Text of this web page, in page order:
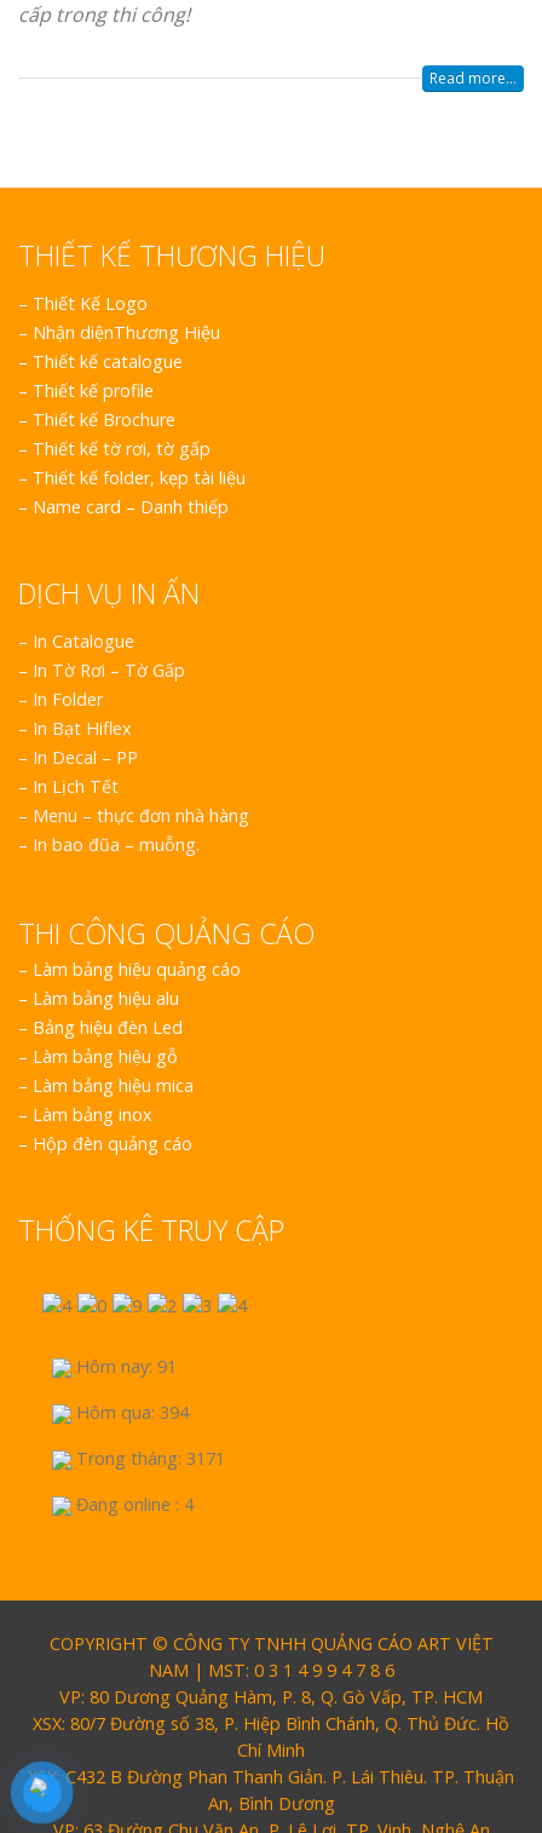
cấp trong thi công!
Read more...
THIẾT KẾ THƯƠNG HIỆU
– Thiết Kế Logo
– Nhận diệnThương Hiệu
– Thiết kế catalogue
– Thiết kế profile
– Thiết kế Brochure
– Thiết kế tờ rơi, tờ gấp
– Thiết kế folder, kẹp tài liệu
– Name card – Danh thiếp
DỊCH VỤ IN ẤN
– In Catalogue
– In Tờ Rơi – Tờ Gấp
– In Folder
– In Bạt Hiflex
– In Decal – PP
– In Lịch Tết
– Menu – thực đơn nhà hàng
– In bao đũa – muỗng.
THI CÔNG QUẢNG CÁO
– Làm bảng hiệu quảng cáo
– Làm bảng hiệu alu
– Bảng hiệu đèn Led
– Làm bảng hiệu gỗ
– Làm bảng hiệu mica
– Làm bảng inox
– Hộp đèn quảng cáo
THỐNG KÊ TRUY CẬP
Hôm nay: 91
Hôm qua: 394
Trong tháng: 3171
Đang online : 4
COPYRIGHT © CÔNG TY TNHH QUẢNG CÁO ART VIỆT
NAM | MST: 0 3 1 4 9 9 4 7 8 6
VP: 80 Dương Quảng Hàm, P. 8, Q. Gò Vấp, TP. HCM
XSX: 80/7 Đường số 38, P. Hiệp Bình Chánh, Q. Thủ Đức. Hồ
Chí Minh
XSX: C432 B Đường Phan Thanh Giản. P. Lái Thiêu. TP. Thuận
An, Bình Dương